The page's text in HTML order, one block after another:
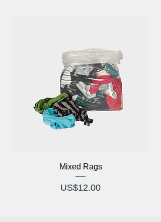
모든 단계에서 안전함:
우리의 발목 부티는 미끄럼 방지 밑창을 자
랑하며 다양한 표면에서 탁월한 그립감과
안정성을 제공합니다. 모든 발걸음이 안전
하다는 것을 알고 자신있게 걸어보세요.
함, 기능성의 완벽한 조화를 경험해보세요!
Mixed Rags
가격
US$12.00